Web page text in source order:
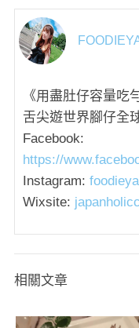
《用盡肚仔容量吃
舌尖遊世界腳仔全
Facebook:
https://
Instagram:
Wixsite: japanholicc
相關文章